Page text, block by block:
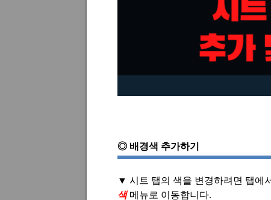
◎ 배경색 추가하기
▼ 시트 탭의 색을 변경하려면 탭에
색 메뉴로 이동합니다.